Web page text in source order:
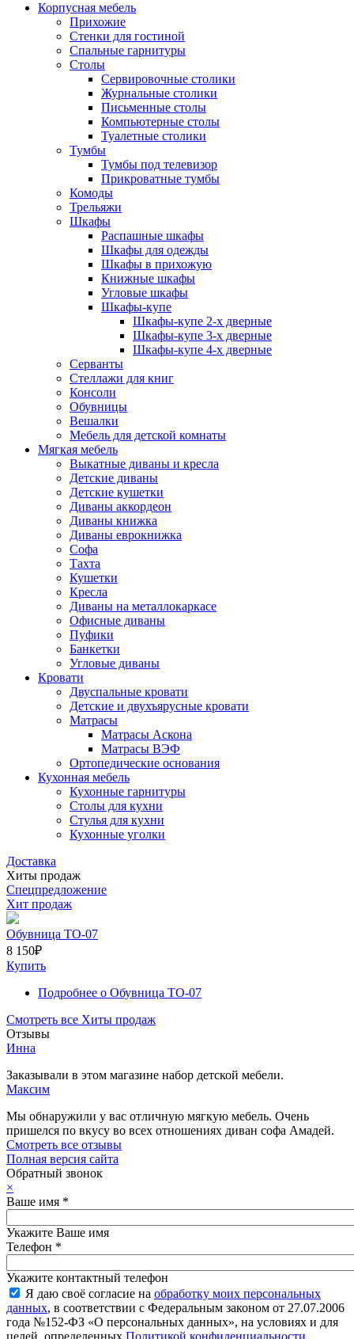
Корпусная мебель
Прихожие
Стенки для гостиной
Спальные гарнитуры
Столы
Сервировочные столики
Журнальные столики
Письменные столы
Компьютерные столы
Туалетные столики
Тумбы
Тумбы под телевизор
Прикроватные тумбы
Комоды
Трельяжи
Шкафы
Распашные шкафы
Шкафы для одежды
Шкафы в прихожую
Книжные шкафы
Угловые шкафы
Шкафы-купе
Шкафы-купе 2-x дверные
Шкафы-купе 3-х дверные
Шкафы-купе 4-х дверные
Серванты
Стеллажи для книг
Консоли
Обувницы
Вешалки
Мебель для детской комнаты
Мягкая мебель
Выкатные диваны и кресла
Детские диваны
Детские кушетки
Диваны аккордеон
Диваны книжка
Диваны еврокнижка
Софа
Тахта
Кушетки
Кресла
Диваны на металлокаркасе
Офисные диваны
Пуфики
Банкетки
Угловые диваны
Кровати
Двуспальные кровати
Детские и двухъярусные кровати
Матрасы
Матрасы Аскона
Матрасы ВЭФ
Ортопедические основания
Кухонная мебель
Кухонные гарнитуры
Столы для кухни
Стулья для кухни
Кухонные уголки
Доставка
Хиты продаж
Спецпредложение
Хит продаж
Обувница ТО-07
8 150₽
Купить
Подробнее о Обувница ТО-07
Смотреть все Хиты продаж
Отзывы
Инна
Заказывали в этом магазине набор детской мебели.
Максим
Мы обнаружили у вас отличную мягкую мебель. Очень
пришелся по вкусу во всех отношениях диван софа Амадей.
Смотреть все отзывы
Полная версия сайта
Обратный звонок
×
Ваше имя *
Укажите Ваше имя
Телефон *
Укажите контактный телефон
Я даю своё согласие на обработку моих персональных
данных, в соответствии с Федеральным законом от 27.07.2006
года №152-ФЗ «О персональных данных», на условиях и для
целей, определенных Политикой конфиденциальности